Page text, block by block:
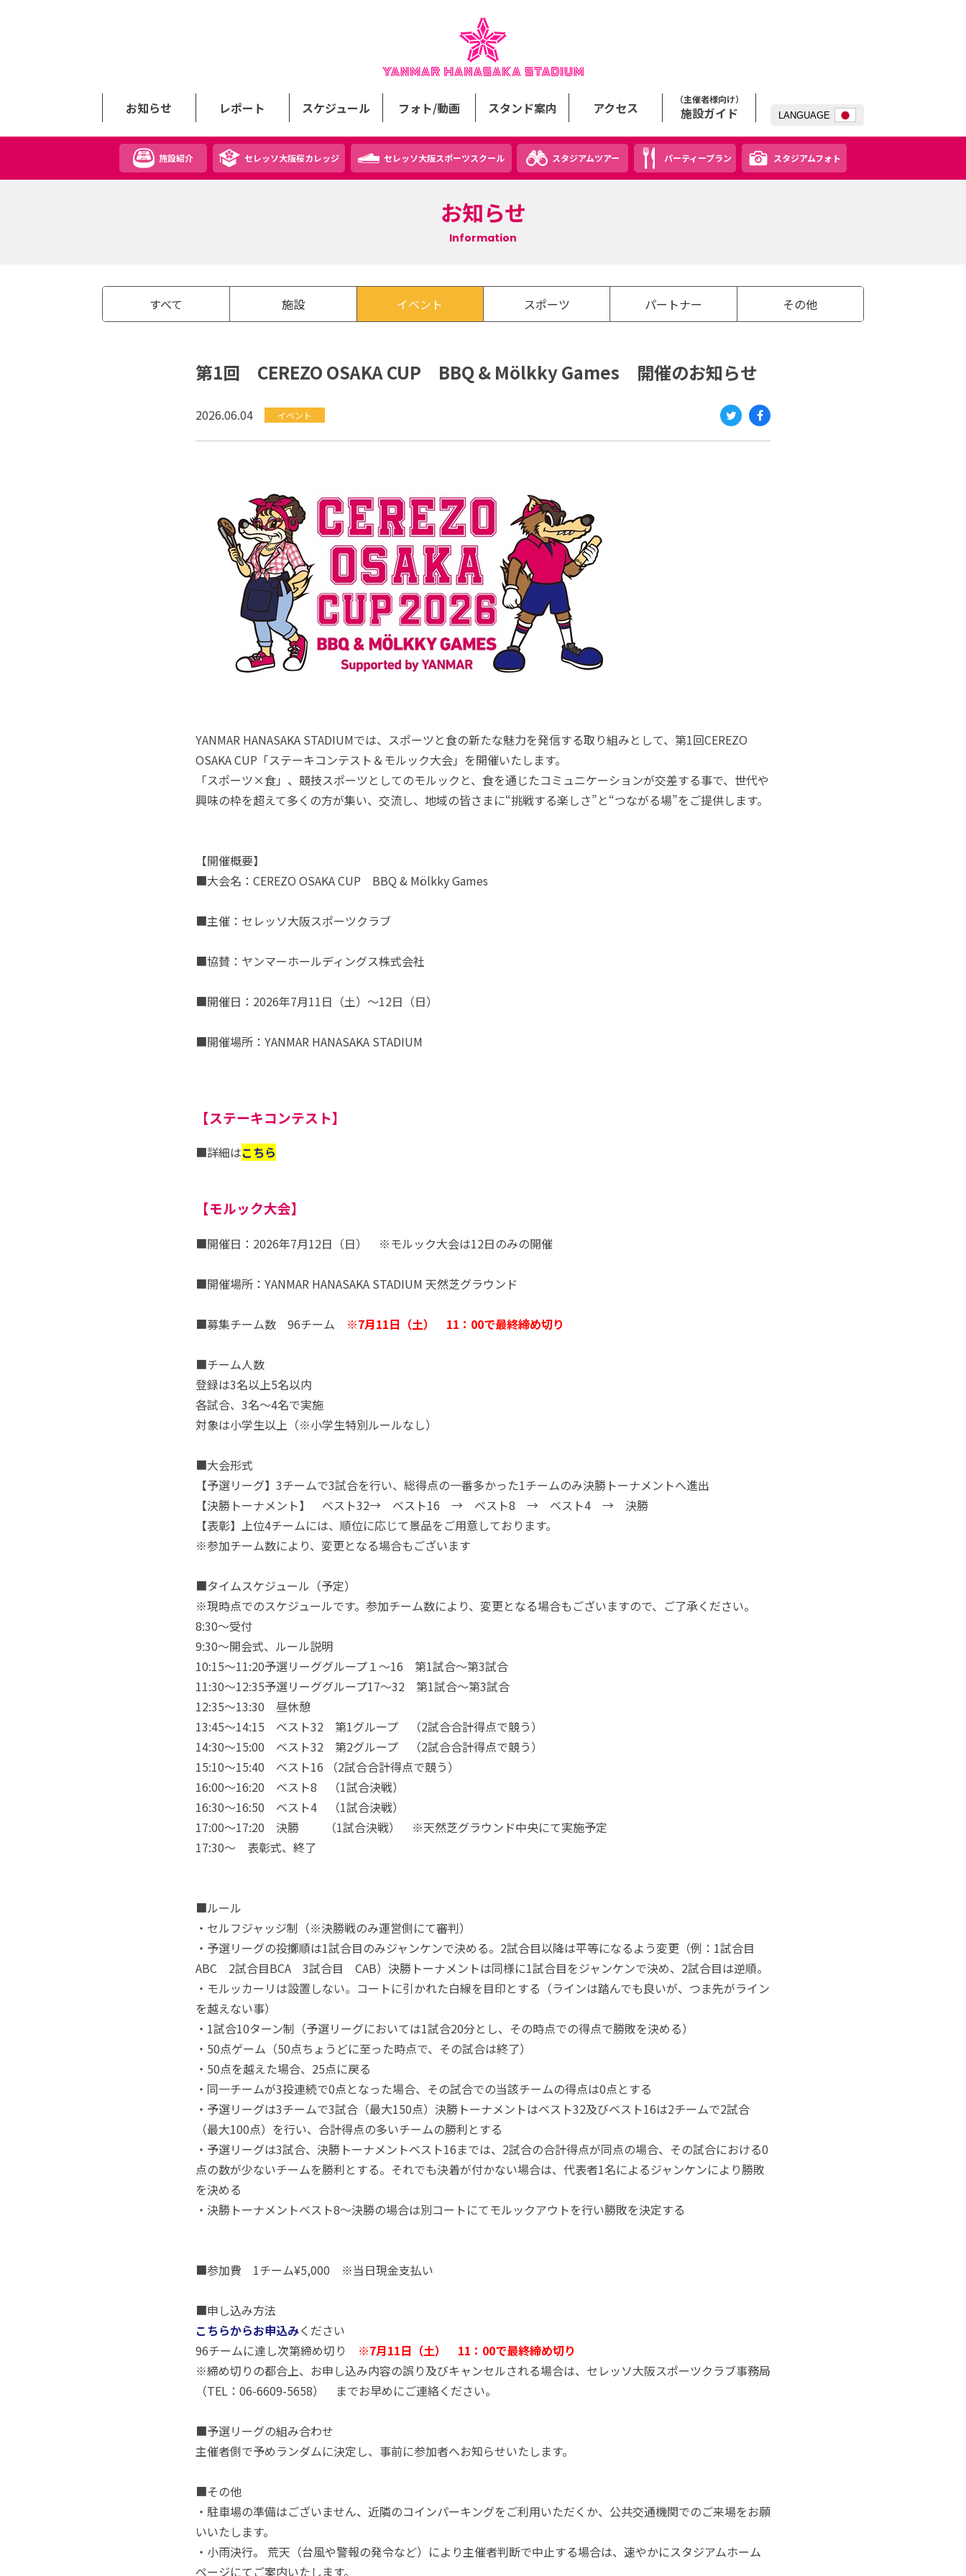
お知らせ レポート スケジュール フォト/動画 スタンド案内 アクセス
（主催者様向け）
施設ガイド
施設紹介 セレッソ大阪桜カレッジ セレッソ大阪スポーツスクール スタジアムツアー パーティープラン スタジアムフォト
LANGUAGE
お知らせ
Information
すべて 施設 イベント スポーツ パートナー その他
第1回 CEREZO OSAKA CUP BBQ & Mölkky Games 開催のお知らせ
2026.06.04 イベント
Twi
Fac
YANMAR HANASAKA STADIUMでは、スポーツと食の新たな魅力を発信する取り組みとして、第1回CEREZO
OSAKA CUP「ステーキコンテスト＆モルック大会」を開催いたします。
「スポーツ×食」、競技スポーツとしてのモルックと、食を通じたコミュニケーションが交差する事で、世代や
興味の枠を超えて多くの方が集い、交流し、地域の皆さまに“挑戦する楽しさ”と“つながる場”をご提供します。
【開催概要】
■大会名：CEREZO OSAKA CUP BBQ & Mölkky Games
■主催：セレッソ大阪スポーツクラブ
■協賛：ヤンマーホールディングス株式会社
■開催日：2026年7月11日（土）～12日（日）
■開催場所：YANMAR HANASAKA STADIUM
【ステーキコンテスト】
■詳細はこちら
【モルック大会】
■開催日：2026年7月12日（日） ※モルック大会は12日のみの開催
■開催場所：YANMAR HANASAKA STADIUM 天然芝グラウンド
■募集チーム数 96チーム ※7月11日（土） 11：00で最終締め切り
■チーム人数
登録は3名以上5名以内
各試合、3名～4名で実施
対象は小学生以上（※小学生特別ルールなし）
■大会形式
【予選リーグ】3チームで3試合を行い、総得点の一番多かった1チームのみ決勝トーナメントへ進出
【決勝トーナメント】 ベスト32→ ベスト16 → ベスト8 → ベスト4 → 決勝
【表彰】上位4チームには、順位に応じて景品をご用意しております。
※参加チーム数により、変更となる場合もございます
■タイムスケジュール（予定）
※現時点でのスケジュールです。参加チーム数により、変更となる場合もございますので、ご了承ください。
8:30～受付
9:30～開会式、ルール説明
10:15～11:20予選リーググループ１～16 第1試合～第3試合
11:30～12:35予選リーググループ17～32 第1試合～第3試合
12:35～13:30 昼休憩
13:45～14:15 ベスト32 第1グループ （2試合合計得点で競う）
14:30～15:00 ベスト32 第2グループ （2試合合計得点で競う）
15:10～15:40 ベスト16 （2試合合計得点で競う）
16:00～16:20 ベスト8 （1試合決戦）
16:30～16:50 ベスト4 （1試合決戦）
17:00～17:20 決勝 （1試合決戦） ※天然芝グラウンド中央にて実施予定
17:30～ 表彰式、終了
■ルール
・セルフジャッジ制（※決勝戦のみ運営側にて審判）
・予選リーグの投擲順は1試合目のみジャンケンで決める。2試合目以降は平等になるよう変更（例：1試合目
ABC 2試合目BCA 3試合目 CAB）決勝トーナメントは同様に1試合目をジャンケンで決め、2試合目は逆順。
・モルッカーリは設置しない。コートに引かれた白線を目印とする（ラインは踏んでも良いが、つま先がライン
を越えない事）
・1試合10ターン制（予選リーグにおいては1試合20分とし、その時点での得点で勝敗を決める）
・50点ゲーム（50点ちょうどに至った時点で、その試合は終了）
・50点を越えた場合、25点に戻る
・同一チームが3投連続で0点となった場合、その試合での当該チームの得点は0点とする
・予選リーグは3チームで3試合（最大150点）決勝トーナメントはベスト32及びベスト16は2チームで2試合
（最大100点）を行い、合計得点の多いチームの勝利とする
・予選リーグは3試合、決勝トーナメントベスト16までは、2試合の合計得点が同点の場合、その試合における0
点の数が少ないチームを勝利とする。それでも決着が付かない場合は、代表者1名によるジャンケンにより勝敗
を決める
・決勝トーナメントベスト8～決勝の場合は別コートにてモルックアウトを行い勝敗を決定する
■参加費 1チーム¥5,000 ※当日現金支払い
■申し込み方法
こちらからお申込みください
96チームに達し次第締め切り ※7月11日（土） 11：00で最終締め切り
※締め切りの都合上、お申し込み内容の誤り及びキャンセルされる場合は、セレッソ大阪スポーツクラブ事務局
（TEL：06-6609-5658） までお早めにご連絡ください。
■予選リーグの組み合わせ
主催者側で予めランダムに決定し、事前に参加者へお知らせいたします。
■その他
・駐車場の準備はございません、近隣のコインパーキングをご利用いただくか、公共交通機関でのご来場をお願
いいたします。
・小雨決行。 荒天（台風や警報の発令など）により主催者判断で中止する場合は、速やかにスタジアムホーム
ページにてご案内いたします。